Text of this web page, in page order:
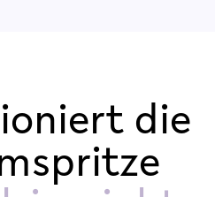
die